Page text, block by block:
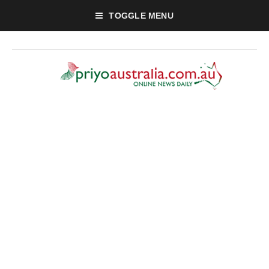
TOGGLE MENU